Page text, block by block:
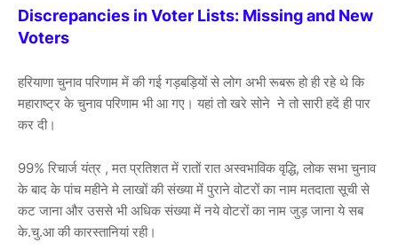
Discrepancies in Voter Lists: Missing and New
Voters
हरियाणा चुनाव परिणाम में की गई गड़बड़ियों से लोग अभी रूबरू हो ही रहे थे कि
महाराष्ट्र के चुनाव परिणाम भी आ गए। यहां तो खरे सोने ने तो सारी हदें ही पार
कर दी।
99% रिचार्ज यंत्र , मत प्रतिशत में रातों रात अस्वभाविक वृद्धि, लोक सभा चुनाव
के बाद के पांच महीने मे लाखों की संख्या में पुराने वोटरों का नाम मतदाता सूची से
कट जाना और उससे भी अधिक संख्या में नये वोटरों का नाम जुड़ जाना ये सब
के.चु.आ की कारस्तानियां रही।